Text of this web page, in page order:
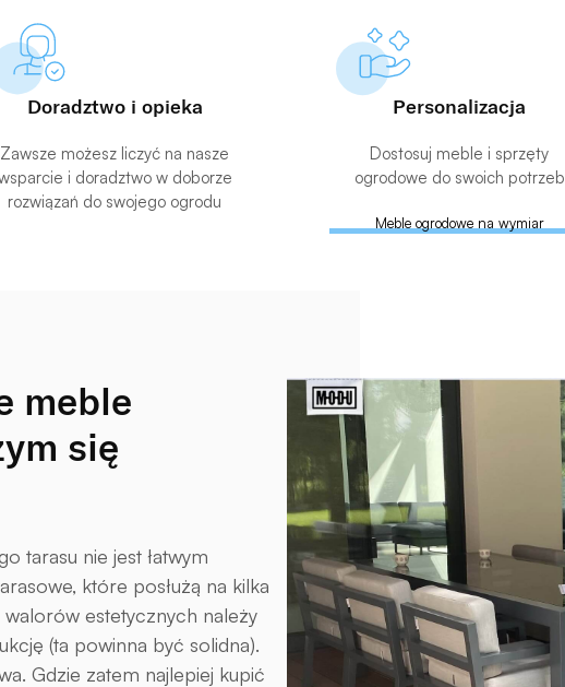
Doradztwo i opieka
Zawsze możesz liczyć na nasze
i doradztwo w doborze
rozwiązań do swojego ogrodu
Personalizacja
Dostosuj meble i sprzęty
ogrodowe do swoich potrzeb
Meble ogrodowe na wymiar
meble
się
tarasu nie jest łatwym
które posłużą na kilka
estetycznych należy
(ta powinna być solidna).
Gdzie zatem najlepiej kupić